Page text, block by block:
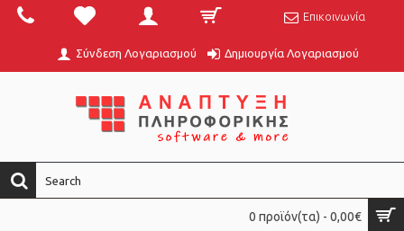
Επικοινωνία
Σύνδεση Λογαριασμού Δημιουργία Λογαριασμού
0 προϊόν(τα) - 0,00€